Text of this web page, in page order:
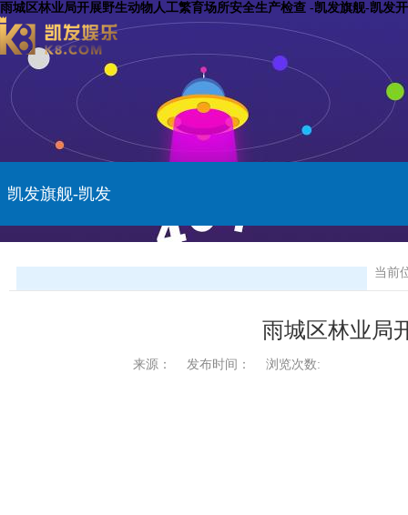
雨城区林业局开展野生动物人工繁育场所安全生产检查 -凯发旗舰-凯发
凯发旗舰-凯发
当前
雨城区林业局
来源： 发布时间： 浏览次数: